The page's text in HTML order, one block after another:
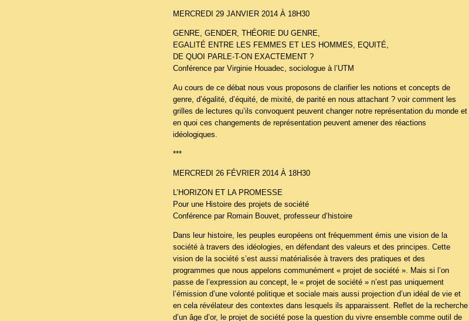
MERCREDI 29 JANVIER 2014 À 18H30
GENRE, GENDER, THÉORIE DU GENRE,
EGALITÉ ENTRE LES FEMMES ET LES HOMMES, EQUITÉ,
DE QUOI PARLE-T-ON EXACTEMENT ?
Conférence par Virginie Houadec, sociologue à l’UTM
Au cours de ce débat nous vous proposons de clarifier les notions et concepts de
genre, d’égalité, d’équité, de mixité, de parité en nous attachant ? voir comment les
grilles de lectures qu’ils convoquent peuvent changer notre représentation du monde et
en quoi ces changements de représentation peuvent amener des réactions
idéologiques.
***
MERCREDI 26 FÉVRIER 2014 À 18H30
L’HORIZON ET LA PROMESSE
Pour une Histoire des projets de société
Conférence par Romain Bouvet, professeur d’histoire
Dans leur histoire, les peuples européens ont fréquemment émis une vision de la
société à travers des idéologies, en défendant des valeurs et des principes. Cette
vision de la société s’est aussi matérialisée à travers des pratiques et des
programmes que nous appelons communément « projet de société ». Mais si l’on
passe de l’expression au concept, le « projet de société » n’est pas uniquement
l’émission d’une volonté politique et sociale mais aussi projection d’un idéal de vie et
en cela révélateur des contextes dans lesquels ils apparaissent. Reflet de la recherche
d’un âge d’or, le projet de société pose la question du vivre ensemble comme outil de